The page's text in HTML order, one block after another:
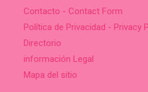
Contacto - Contact Form
Política de Privacidad - Privacy
Directorio
información Legal
Mapa del sitio